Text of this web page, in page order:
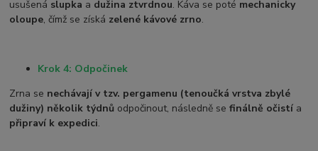
usušená slupka a dužina ztvrdnou. Káva se poté mechanicky
oloupe, čímž se získá zelené kávové zrno.
Krok 4: Odpočinek
Zrna se nechávají v tzv. pergamenu (tenoučká vrstva zbylé
dužiny) několik týdnů odpočinout, následně sefinálně očistí a
připraví k expedici.